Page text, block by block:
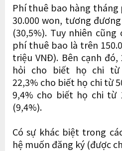
Phí thuê bao hàng
30.000 won, tương
(30,5%). Tuy nhiên
phí thuê bao là trên
triệu VNĐ). Bên cạnh
hỏi cho biết họ chi từ
22,3% cho biết họ chi từ
9,4% cho biết họ chi từ
(9,4%).
Có sự khác biệt trong
hệ muốn đăng ký (được